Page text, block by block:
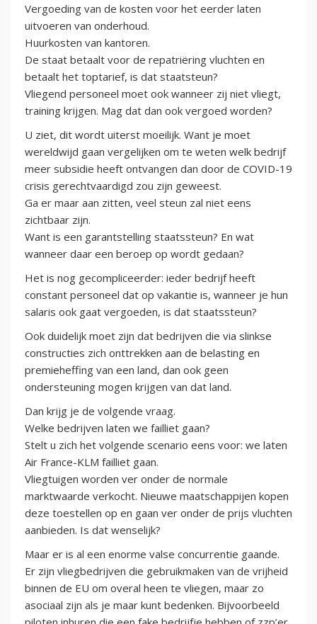
Vergoeding van de kosten voor het eerder laten
uitvoeren van onderhoud.
Huurkosten van kantoren.
De staat betaalt voor de repatriëring vluchten en
betaalt het toptarief, is dat staatsteun?
Vliegend personeel moet ook wanneer zij niet vliegt,
training krijgen. Mag dat dan ook vergoed worden?
U ziet, dit wordt uiterst moeilijk. Want je moet
wereldwijd gaan vergelijken om te weten welk bedrijf
meer subsidie heeft ontvangen dan door de COVID-19
crisis gerechtvaardigd zou zijn geweest.
Ga er maar aan zitten, veel steun zal niet eens
zichtbaar zijn.
Want is een garantstelling staatssteun? En wat
wanneer daar een beroep op wordt gedaan?
Het is nog gecompliceerder: ieder bedrijf heeft
constant personeel dat op vakantie is, wanneer je hun
salaris ook gaat vergoeden, is dat staatssteun?
Ook duidelijk moet zijn dat bedrijven die via slinkse
constructies zich onttrekken aan de belasting en
premieheffing van een land, dan ook geen
ondersteuning mogen krijgen van dat land.
Dan krijg je de volgende vraag.
Welke bedrijven laten we failliet gaan?
Stelt u zich het volgende scenario eens voor: we laten
Air France-KLM failliet gaan.
Vliegtuigen worden ver onder de normale
marktwaarde verkocht. Nieuwe maatschappijen kopen
deze toestellen op en gaan ver onder de prijs vluchten
aanbieden. Is dat wenselijk?
Maar er is al een enorme valse concurrentie gaande.
Er zijn vliegbedrijven die gebruikmaken van de vrijheid
binnen de EU om overal heen te vliegen, maar zo
asociaal zijn als je maar kunt bedenken. Bijvoorbeeld